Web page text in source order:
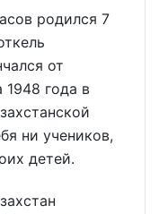
родился 7
от
1948 года в
ни учеников,
детей.